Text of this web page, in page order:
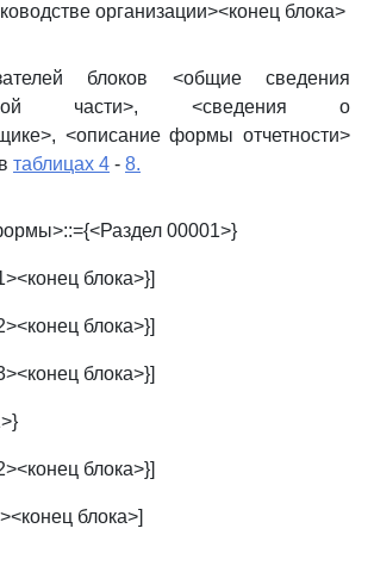
организации><конец блока>
блоков <общие сведения
части>, <сведения о
<описание формы отчетности>
таблицах 4 - 8.
00001>}
блока>}]
блока>}]
блока>}]
блока>}]
блока>]